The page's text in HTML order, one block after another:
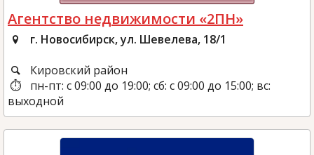
Агентство недвижимости «2ПН»
г. Новосибирск, ул. Шевелева, 18/1
Кировский район
пн-пт: с 09:00 до 19:00; сб: с 09:00 до 15:00; вс:
выходной